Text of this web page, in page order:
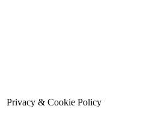
Privacy & Cookie Policy